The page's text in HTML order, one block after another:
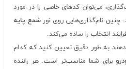
می‌توان کدهای خاصی را در مورد
نام‌گذاری‌هایی روی نورشمع پایه
انتخاب را ساده می‌کند.
به طور دقیق تعیین کنید که کدام
برای شما مناسب‌تر است. هر راننده